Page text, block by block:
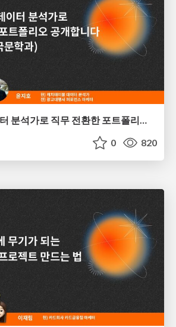
마케터에서 데이터 분석가로 직무 전환한 포트폴리오 공개합니다 (feat. 국어국문학과) | 윤지호
0 820